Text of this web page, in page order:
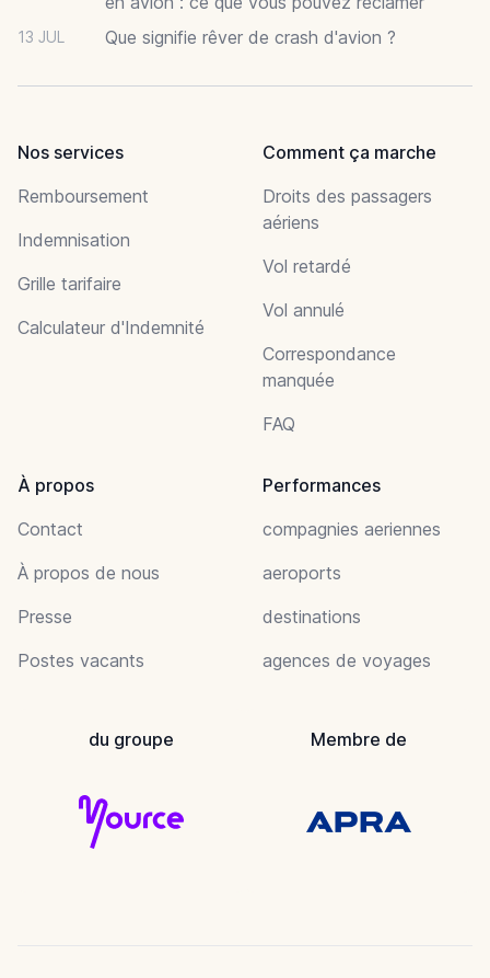
13 JUL Que signifie rêver de crash d'avion ?
Nos services
Remboursement
Indemnisation
Grille tarifaire
Calculateur d'Indemnité
Comment ça marche
Droits des passagers
aériens
Vol retardé
Vol annulé
Correspondance
manquée
FAQ
À propos
Contact
À propos de nous
Presse
Postes vacants
Performances
compagnies aeriennes
aeroports
destinations
agences de voyages
du groupe Membre de